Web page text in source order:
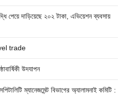
পেয়ে দাড়িয়েছে ২০২ টাকা, এভিয়েশন ব্যবসায়
trade
উদযাপন
ম্যানেজমেন্ট বিভাগের অ্যালামনাই কমিটি :